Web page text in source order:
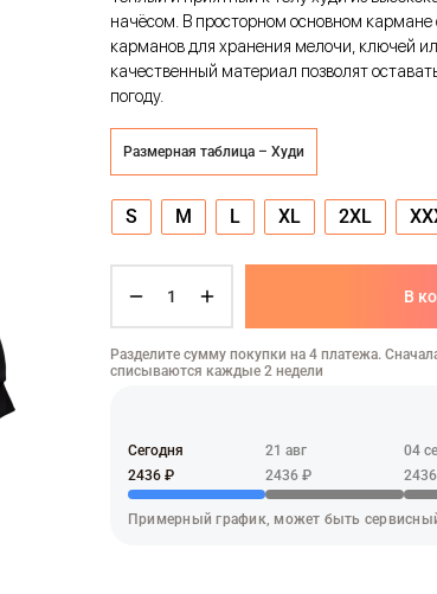
начёсом. В просторном основном
карманов для хранения мелочи, ключей
качественный материал позволят
погоду.
Размерная таблица – Худи
S M L XL 2XL
В
Разделите сумму покупки на 4 платежа.
списываются каждые 2 недели
Сегодня
2436 ₽
21 авг
2436 ₽
04
Примерный график, может быть